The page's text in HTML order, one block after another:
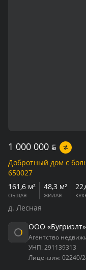
1 000 000 BYN
Добротный дом с
650027
161,6 м²
ОБЩАЯ
48,3 м²
ЖИЛАЯ
д. Лесная
ООО «Бугриэлт»
Агентство
УНП: 291139313
Лицензия: 02240/